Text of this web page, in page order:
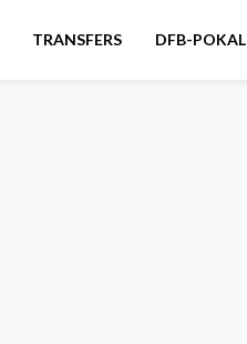
TRANSFERS DFB-POKAL